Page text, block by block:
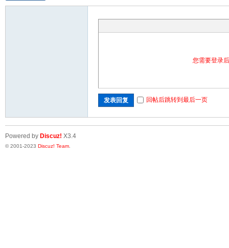
您需要登录
发表回复 回帖后跳转到最后一页
Powered by Discuz! X3.4
© 2001-2023 Discuz! Team.